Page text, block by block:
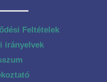
Feltételek
irányelvek